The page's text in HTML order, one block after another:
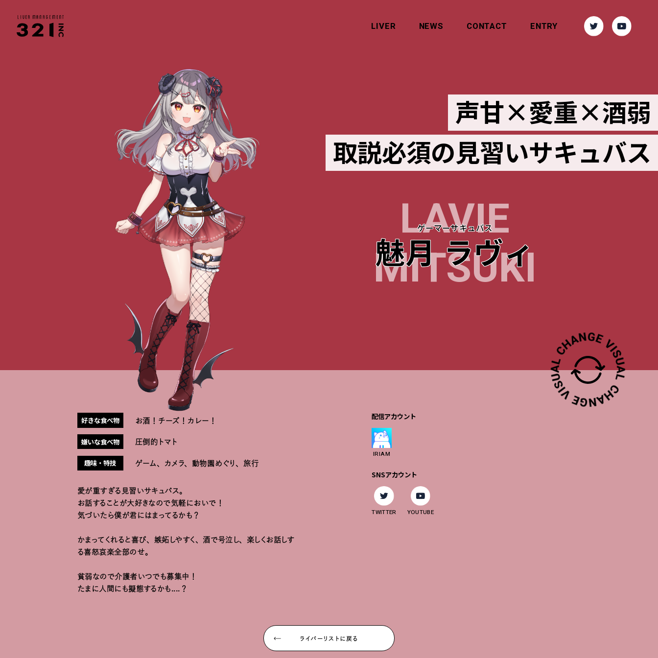
LIVER NEWS CONTACT ENTRY
声甘×愛重×酒弱
取説必須の見習いサキュバス
ゲーマーサキュバス
魅月 ラヴィ
LAVIE
MITSUKI
好きな食べ物 お酒！チーズ！カレー！
嫌いな食べ物 圧倒的トマト
趣味・特技 ゲーム、カメラ、動物園めぐり、旅行
愛が重すぎる見習いサキュバス。
お話することが大好きなので気軽においで！
気づいたら僕が君にはまってるかも？
かまってくれると喜び、嫉妬しやすく、酒で号泣し、楽しくお話しす
る喜怒哀楽全部のせ。
貧弱なので介護者いつでも募集中！
たまに人間にも擬態するかも....？
配信アカウント
IRIAM
SNSアカウント
TWITTER YOUTUBE
ライバーリストに戻る